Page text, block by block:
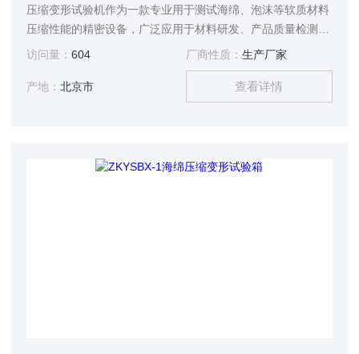
压缩变形试验机作为一款专业用于测试海绵、泡沫等软质材料
压缩性能的精密设备，广泛应用于材料研发、产品质量检测等
多个领域。
访问量：604 厂商性质： 生产厂家
产地：北京市 查看详情